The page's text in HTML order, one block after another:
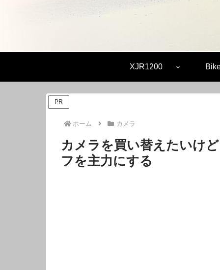
XJR1200
PR
ホーム カメラ
カメラを買い替えたいけ
フを主力にする